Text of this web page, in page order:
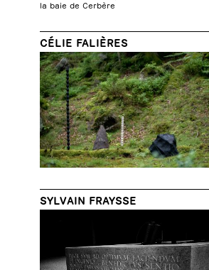
la baie de Cerbère
CÉLIE FALIÈRES
SYLVAIN FRAYSSE